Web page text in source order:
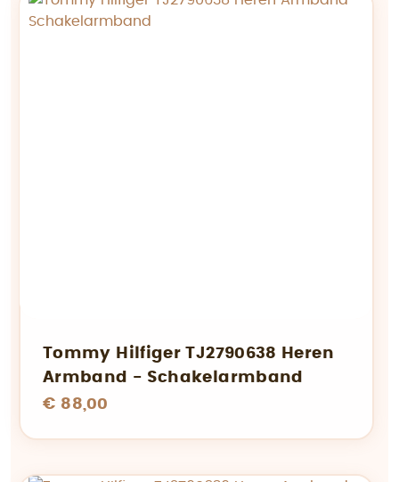
Tommy Hilfiger TJ2790638 Heren
Armband - Schakelarmband
€ 88,00